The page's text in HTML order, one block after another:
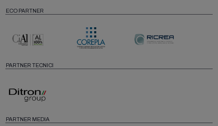
ECO PARTNER
PARTNER TECNICI
PARTNER MEDIA